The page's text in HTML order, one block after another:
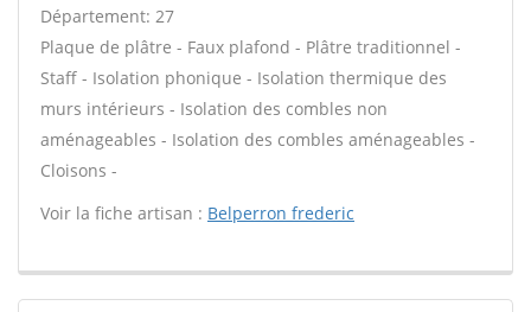
Département: 27
Plaque de plâtre - Faux plafond - Plâtre traditionnel -
Staff - Isolation phonique - Isolation thermique des
murs intérieurs - Isolation des combles non
aménageables - Isolation des combles aménageables -
Cloisons -
Voir la fiche artisan : Belperron frederic